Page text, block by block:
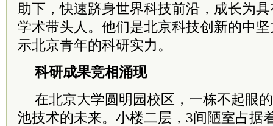
助下，快速跻身世界科技前沿，成长为
学术带头人。他们是北京科技创新的中
示北京青年的科研实力。
科研成果竞相涌现
在北京大学圆明园校区，一栋不起眼
池技术的未来。小楼二层，3间陋室占据